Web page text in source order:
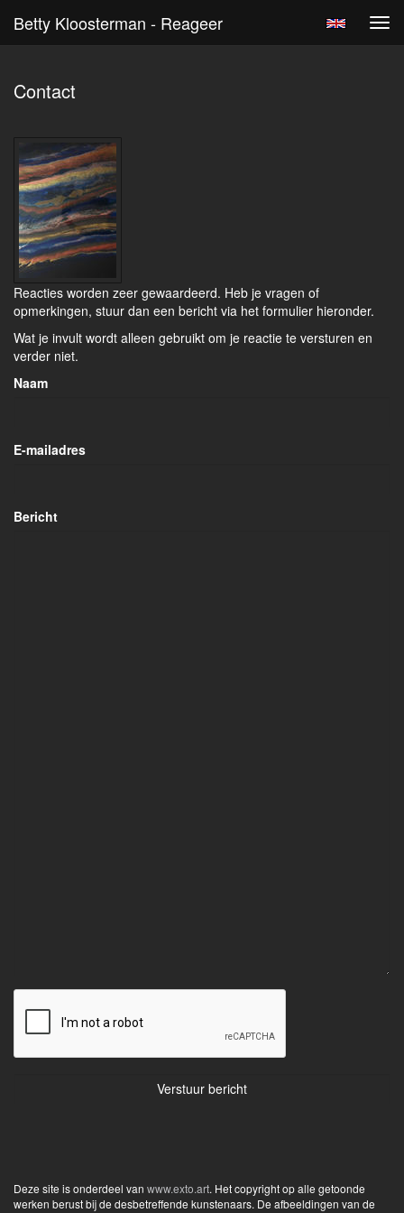
Betty Kloosterman - Reageer
Contact
Reacties worden zeer gewaardeerd. Heb je vragen of
opmerkingen, stuur dan een bericht via het formulier hieronder.
Wat je invult wordt alleen gebruikt om je reactie te versturen en
verder niet.
Naam
E-mailadres
Bericht
Deze site is onderdeel van www.exto.art. Het copyright op alle getoonde
werken berust bij de desbetreffende kunstenaars. De afbeeldingen van de